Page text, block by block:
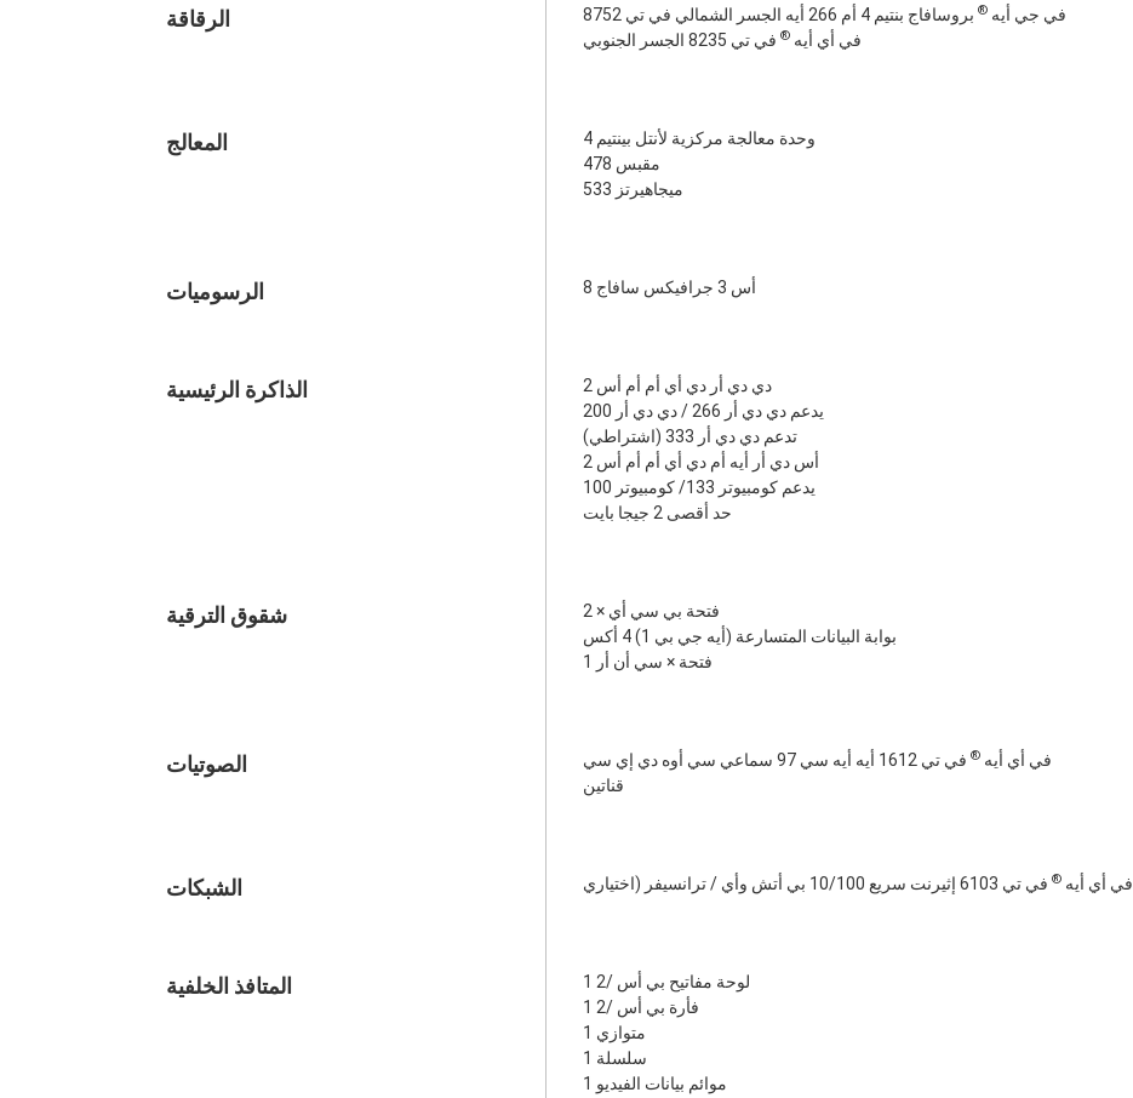
الرقاقة في جي أيه ® بروسافاج بنتيم 4 أم 266 أيه الجسر الشمالي في تي 8752
في أي أيه ® في تي 8235 الجسر الجنوبي
المعالج
وحدة معالجة مركزية لأنتل بينتيم 4
مقبس 478
533 ميجاهيرتز
الرسوميات أس 3 جرافيكس سافاج 8
الذاكرة الرئيسية
2 دي دي أر دي أي أم أم أس
يدعم دي دي أر 266 / دي دي أر 200
تدعم دي دي أر 333 (اشتراطي)
2 أس دي أر أيه أم دي أي أم أم أس
يدعم كومبيوتر 133/ كومبيوتر 100
حد أقصى 2 جيجا بايت
شقوق الترقية
2 × فتحة بي سي أي
بوابة البيانات المتسارعة (أيه جي بي 1) 4 أكس
1 فتحة × سي أن أر
الصوتيات في أي أيه ® في تي 1612 أيه أيه سي 97 سماعي سي أوه دي إي سي
قناتين
الشبكات في أي أيه ® في تي 6103 إثيرنت سريع 10/100 بي أتش وأي / ترانسيفر (اختياري
المتافذ الخلفية
1 لوحة مفاتيح بي أس /2
1 فأرة بي أس /2
1 متوازي
1 سلسلة
1 موائم بيانات الفيديو